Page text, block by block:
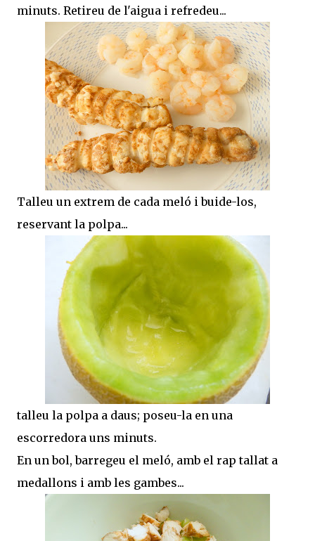
minuts. Retireu de l'aigua i refredeu...
Talleu un extrem de cada meló i buide-los,
reservant la polpa...
talleu la polpa a daus; poseu-la en una
escorredora uns minuts.
En un bol, barregeu el meló, amb el rap tallat a
medallons i amb les gambes...